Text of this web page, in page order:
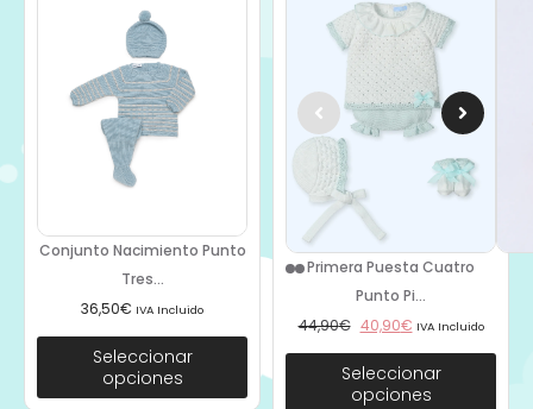
Conjunto Nacimiento Punto
Tres...
36,50€ IVA Incluido
Seleccionar
opciones
Primera Puesta Cuatro
Punto Pi...
44,90€ 40,90€ IVA Incluido
Seleccionar
opciones